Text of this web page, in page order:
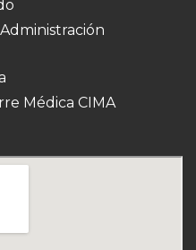
Médica CIMA